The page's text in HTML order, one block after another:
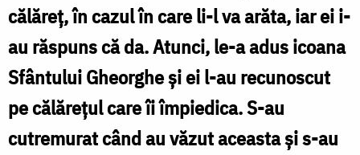
călăreţ, în cazul în care li-l va arăta, iar ei i-
au răspuns că da. Atunci, le-a adus icoana
Sfântului Gheorghe şi ei l-au recunoscut
pe călăreţul care îi împiedica. S-au
cutremurat când au văzut aceasta şi s-au